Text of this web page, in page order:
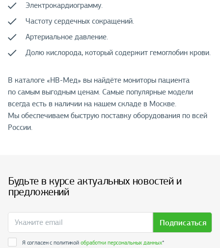
Электрокардиограмму.
Частоту сердечных сокращений.
Артериальное давление.
Долю кислорода, который содержит гемоглобин крови.
В каталоге «НВ-Мед» вы найдёте мониторы пациента
по самым выгодным ценам. Самые популярные модели
всегда есть в наличии на нашем складе в Москве.
Мы обеспечиваем быструю поставку оборудования по всей
России.
Будьте в курсе актуальных новостей и
предложений
Подписаться
Я согласен с политикойобработки персональных данных*